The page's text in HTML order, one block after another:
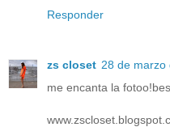
Responder
zs closet 28 de marzo
me encanta la